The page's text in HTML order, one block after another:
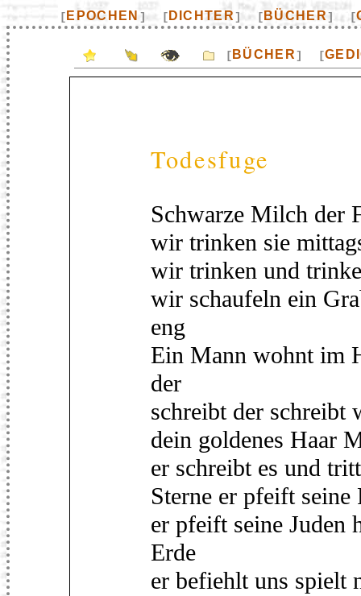
[ EPOCHEN ] [ DICHTER] [ BÜCHER] [
[ BÜCHER] [
Todesfuge
Schwarze Milch der
wir trinken sie
wir trinken und
wir schaufeln ein
eng
Ein Mann wohnt im
der
schreibt der schreibt
dein goldenes Haar
er schreibt es und
Sterne er pfeift seine
er pfeift seine Juden
Erde
er befiehlt uns spielt